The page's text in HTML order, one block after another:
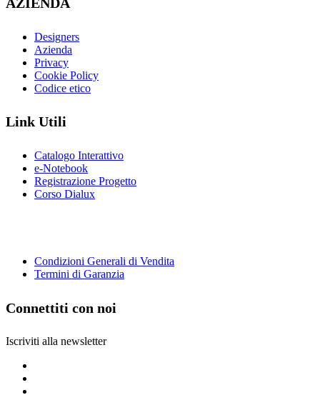
Designers
Azienda
Privacy
Cookie Policy
Codice etico
Link Utili
Catalogo Interattivo
e-Notebook
Registrazione Progetto
Corso Dialux
Condizioni Generali di Vendita
Termini di Garanzia
Connettiti con noi
Iscriviti alla newsletter